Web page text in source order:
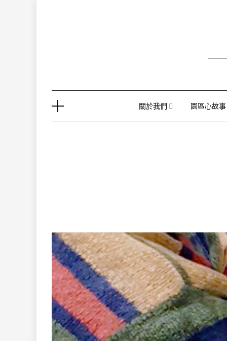
關於我們 園區心故事